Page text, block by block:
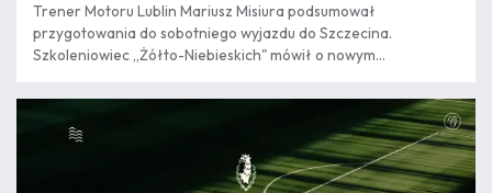
Trener Motoru Lublin Mariusz Misiura podsumował
przygotowania do sobotniego wyjazdu do Szczecina.
Szkoleniowiec „Żółto-Niebieskich" mówił o nowym
wygranej Pogoni w Krakowie oraz o stanie zdrowia